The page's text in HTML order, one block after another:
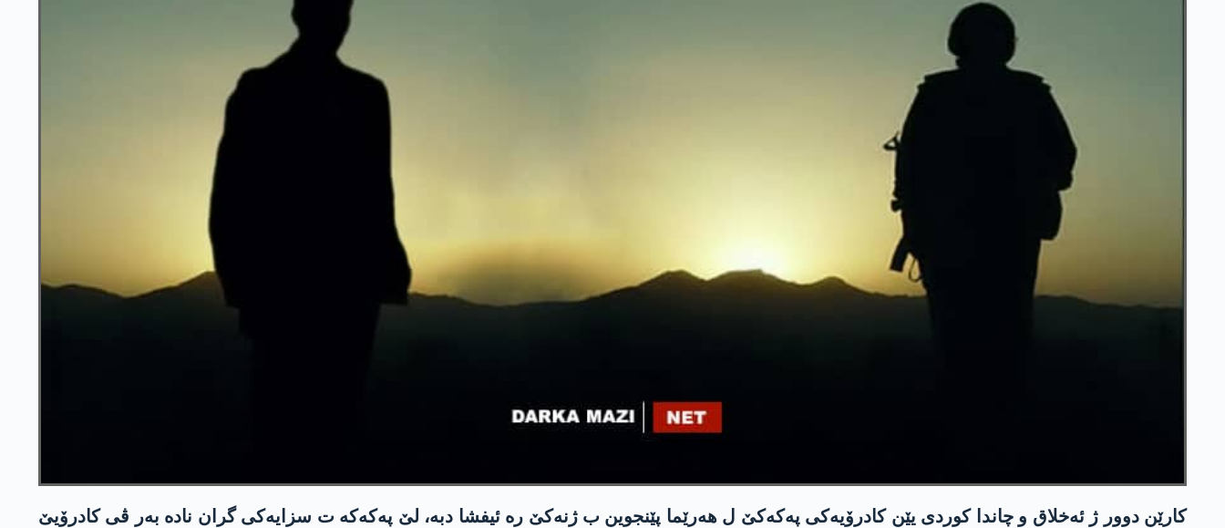
کارێن دوور ژ ئەخلاق و چاندا کوردی یێن کادرۆیەکی پەکەکێ ل هەرێما پێنجوین ب ژنەکێ رە ئیفشا دبە، لێ پەکەکە ت سزایەکی گران نادە بەر ڤی کادرۆیێ